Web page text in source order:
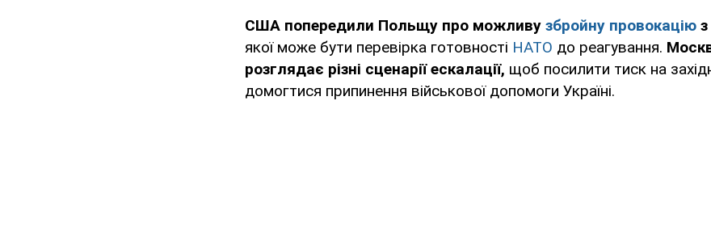
США попередили Польщу про можливу збройну провокацію
якої може бути перевірка готовності НАТО до реагування.
розглядає різні сценарії ескалації, щоб посилити тиск на
домогтися припинення військової допомоги Україні.